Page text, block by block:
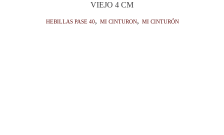
VIEJO 4 CM
HEBILLAS PASE 40, Mi cinturon, Mi Cinturón